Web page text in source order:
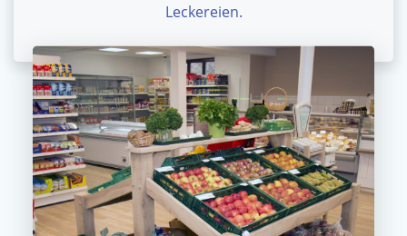
Leckereien.